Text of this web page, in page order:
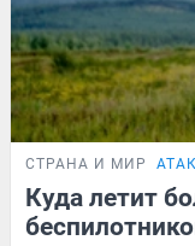
СТРАНА И МИР
Куда летит